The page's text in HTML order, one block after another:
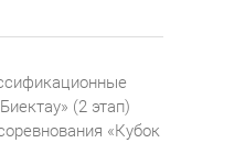
(2 этап)
«Кубок